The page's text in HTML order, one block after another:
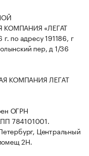
«ЛЕГАТ
по адресу 191186, г
пер, д 1/36
КОМПАНИЯ ЛЕГАТ
ОГРН
784101001.
Центральный
2Н.